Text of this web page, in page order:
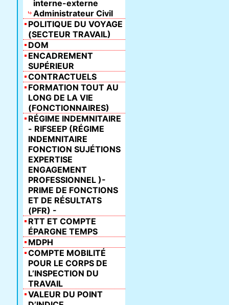
interne-externe
Administrateur Civil
POLITIQUE DU VOYAGE
(SECTEUR TRAVAIL)
DOM
ENCADREMENT
SUPÉRIEUR
CONTRACTUELS
FORMATION TOUT AU
LONG DE LA VIE
(FONCTIONNAIRES)
RÉGIME INDEMNITAIRE
- RIFSEEP (RÉGIME
INDEMNITAIRE
FONCTION SUJÉTIONS
EXPERTISE
ENGAGEMENT
PROFESSIONNEL )-
PRIME DE FONCTIONS
ET DE RÉSULTATS
(PFR) -
RTT ET COMPTE
ÉPARGNE TEMPS
MDPH
COMPTE MOBILITÉ
POUR LE CORPS DE
L’INSPECTION DU
TRAVAIL
VALEUR DU POINT